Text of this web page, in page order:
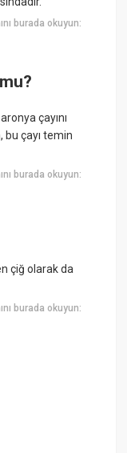
burada okuyun:
çayını
çayı temin
burada okuyun:
çiğ olarak da
burada okuyun: